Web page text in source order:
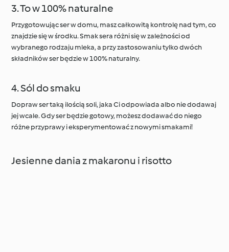
3. To w 100% naturalne
Przygotowując ser w domu, masz całkowitą kontrolę nad tym, co
znajdzie się w środku. Smak sera różni się w zależności od
wybranego rodzaju mleka, a przy zastosowaniu tylko dwóch
składników ser będzie w 100% naturalny.
4. Sól do smaku
Dopraw ser taką ilością soli, jaka Ci odpowiada albo nie dodawaj
jej wcale. Gdy ser będzie gotowy, możesz dodawać do niego
różne przyprawy i eksperymentować z nowymi smakami!
Jesienne dania z makaronu i risotto